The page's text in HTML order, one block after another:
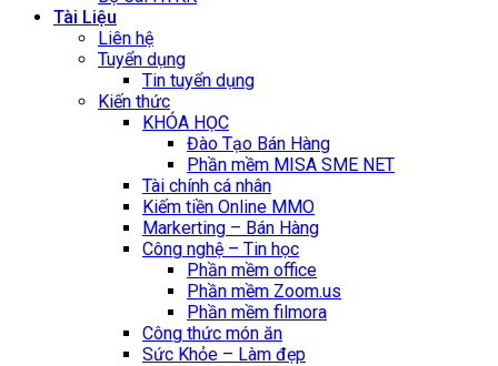
Tài Liệu
Liên hệ
Tuyển dụng
Tin tuyển dụng
Kiến thức
KHÓA HỌC
Đào Tạo Bán Hàng
Phần mềm MISA SME NET
Tài chính cá nhân
Kiếm tiền Online MMO
Markerting – Bán Hàng
Công nghệ – Tin học
Phần mềm office
Phần mềm Zoom.us
Phần mềm filmora
Công thức món ăn
Sức Khỏe – Làm đẹp